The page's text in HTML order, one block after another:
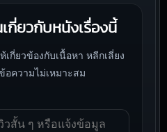
กี่ยวกับหนังเรื่องนี้
กี่ยวข้องกับเนื้อหา หลีกเลี่ยง
ความไม่เหมาะสม